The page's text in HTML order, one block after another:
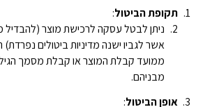
תקופת הביטול:
ניתן לבטל עסקה לרכישת מוצר (להבדיל
ממועד קבלת המוצר או קבלת מסמך
מבניהם.
אופן הביטול: